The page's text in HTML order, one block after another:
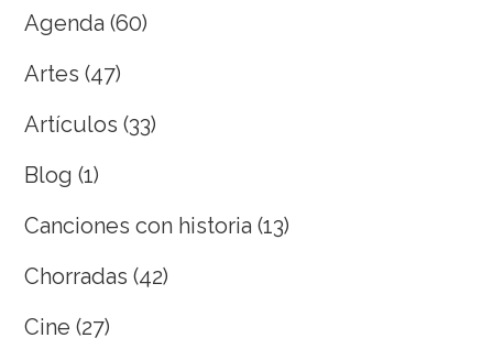
Agenda (60)
Artes (47)
Artículos (33)
Blog (1)
Canciones con historia (13)
Chorradas (42)
Cine (27)